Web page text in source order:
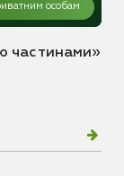
особам
частинами»